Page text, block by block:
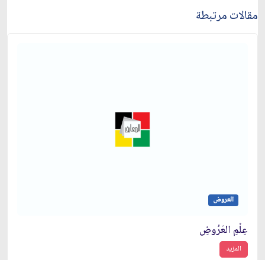
مقالات مرتبطة
العروض
عِلْمِ العَرُوضِ
المزيد